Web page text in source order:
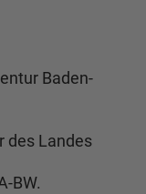
Baden-
des Landes
BW.